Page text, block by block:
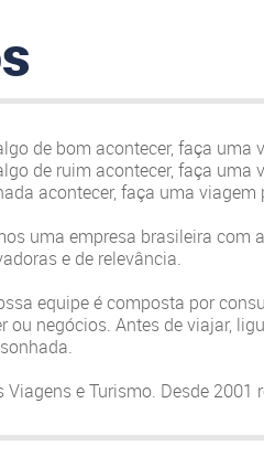
de bom acontecer, faça uma
de ruim acontecer, faça uma
acontecer, faça uma
uma empresa brasileira com
e de relevância.
equipe é composta por
ou negócios. Antes de viajar,
Viagens e Turismo. Desde 2001